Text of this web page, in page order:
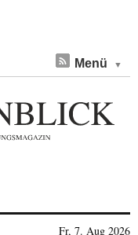
Menü
Fr, 7. Aug 2026